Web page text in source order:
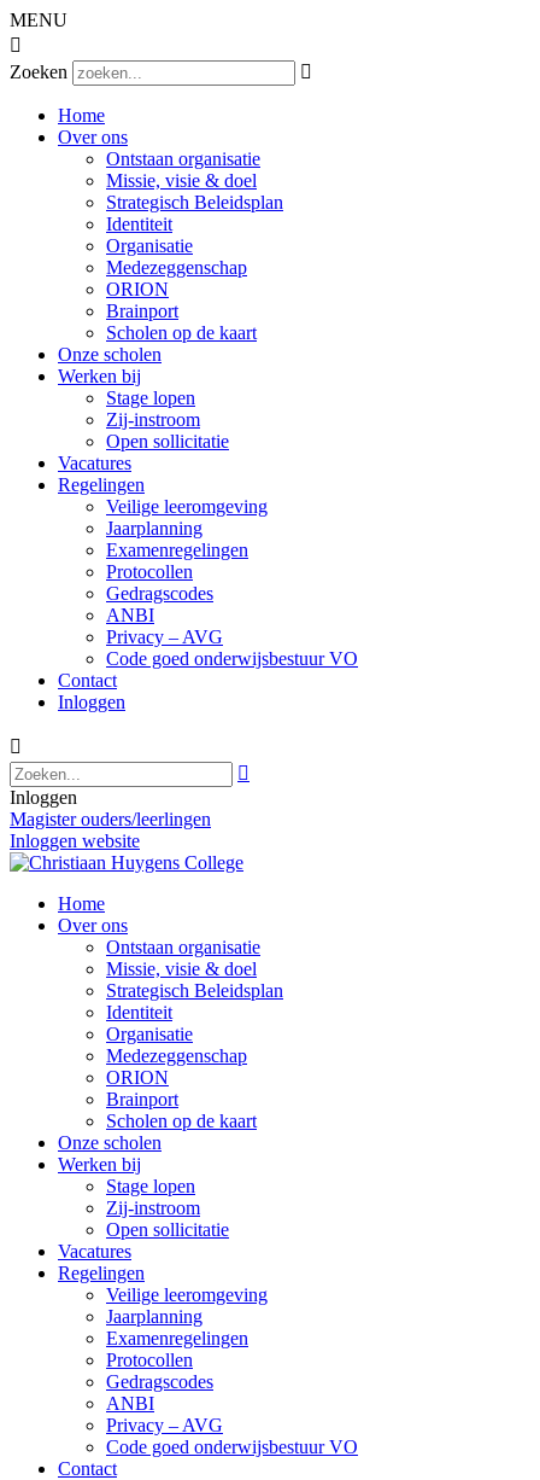
MENU

Zoeken

Home
Over ons
Ontstaan organisatie
Missie, visie & doel
Strategisch Beleidsplan
Identiteit
Organisatie
Medezeggenschap
ORION
Brainport
Scholen op de kaart
Onze scholen
Werken bij
Stage lopen
Zij-instroom
Open sollicitatie
Vacatures
Regelingen
Veilige leeromgeving
Jaarplanning
Examenregelingen
Protocollen
Gedragscodes
ANBI
Privacy – AVG
Code goed onderwijsbestuur VO
Contact
Inloggen


Inloggen
Magister ouders/leerlingen
Inloggen website
Home
Over ons
Ontstaan organisatie
Missie, visie & doel
Strategisch Beleidsplan
Identiteit
Organisatie
Medezeggenschap
ORION
Brainport
Scholen op de kaart
Onze scholen
Werken bij
Stage lopen
Zij-instroom
Open sollicitatie
Vacatures
Regelingen
Veilige leeromgeving
Jaarplanning
Examenregelingen
Protocollen
Gedragscodes
ANBI
Privacy – AVG
Code goed onderwijsbestuur VO
Contact